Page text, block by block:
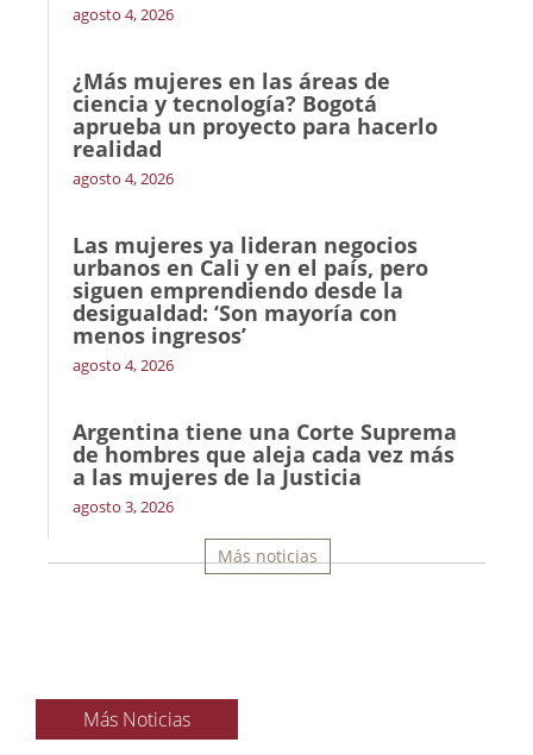
agosto 4, 2026
¿Más mujeres en las áreas de
ciencia y tecnología? Bogotá
aprueba un proyecto para hacerlo
realidad
agosto 4, 2026
Las mujeres ya lideran negocios
urbanos en Cali y en el país, pero
siguen emprendiendo desde la
desigualdad: ‘Son mayoría con
menos ingresos’
agosto 4, 2026
Argentina tiene una Corte Suprema
de hombres que aleja cada vez más
a las mujeres de la Justicia
agosto 3, 2026
Más noticias
Más Noticias